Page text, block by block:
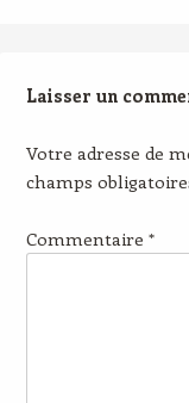
Laisser un
Votre adresse de
champs
Commentaire *